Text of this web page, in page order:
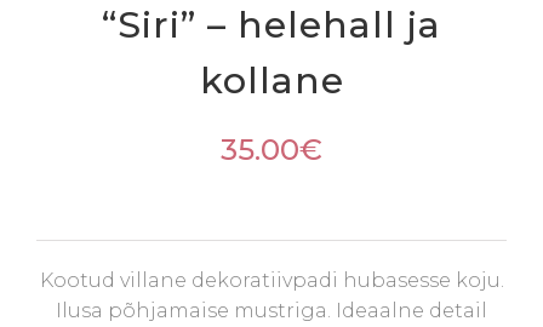
“Siri” – helehall ja
kollane
35.00€
Kootud villane dekoratiivpadi hubasesse koju.
Ilusa põhjamaise mustriga. Ideaalne detail